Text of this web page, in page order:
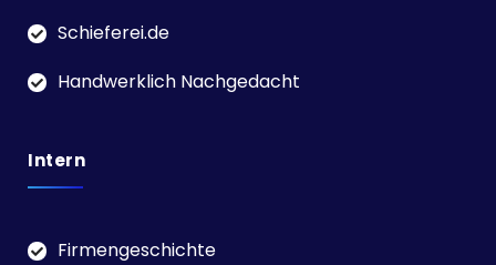
Schieferei.de
Handwerklich Nachgedacht
Intern
Firmengeschichte